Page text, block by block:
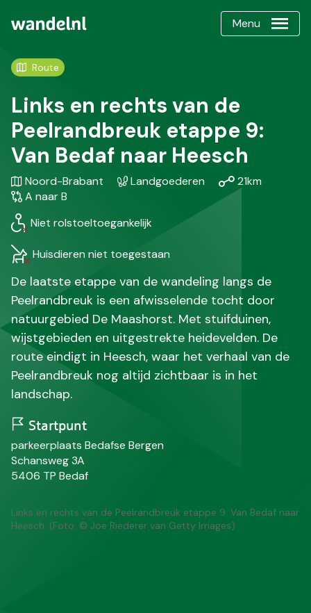
Menu
Route
Links en rechts van de
Peelrandbreuk etappe 9:
Van Bedaf naar Heesch
Gebied
/
Regio
Noord-Brabant Karakteristiek
Landgoederen Afstand
21km
A naar B
Niet rolstoeltoegankelijk
Huisdieren niet toegestaan
De laatste etappe van de wandeling langs de
Peelrandbreuk is een afwisselende tocht door
natuurgebied De Maashorst. Met stuifduinen,
wijstgebieden en uitgestrekte heidevelden. De
route eindigt in Heesch, waar het verhaal van de
Peelrandbreuk nog altijd zichtbaar is in het
landschap.
Startpunt
N
a
a
parkeerplaats Bedafse Bergen
S
t
a
a
Schansweg 3A
P
s
t
5406 TP P
a
Bedaf
Links en rechts van de Peelrandbreuk etappe 9: Van Bedaf naar
Heesch. (Foto: © Joe Riederer van Getty Images)